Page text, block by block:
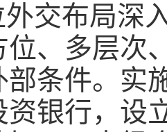
交布局深
位、多层次
部条件。实
银行，设